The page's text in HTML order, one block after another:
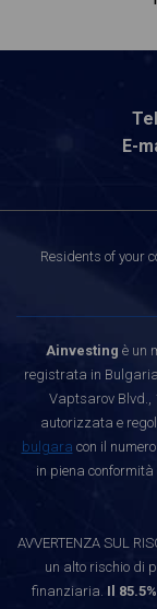
E-
Residents of your
Ainvesting è un
registrata in Bulgaria
Vaptsarov Blvd.,
autorizzata e
bulgara con il
in piena
AVVERTENZA SUL
un alto rischio di
finanziaria. Il